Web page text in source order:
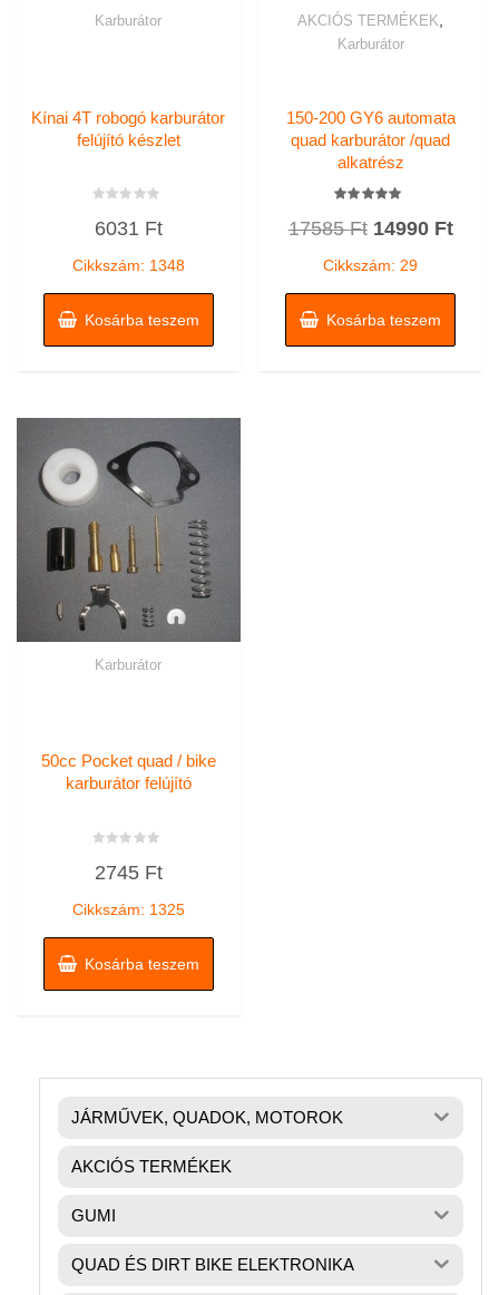
Karburátor
Kínai 4T robogó karburátor
felújító készlet
0
6031 Ft
Cikkszám: 1348
Kosárba teszem
AKCIÓS TERMÉKEK,
Karburátor
150-200 GY6 automata
quad karburátor /quad
alkatrész
5.00
17585Ft Original
price
was:
17585 Ft.
14990 Ft
is:
Cikkszám: 29
Kosárba teszem
Karburátor
50cc Pocket quad / bike
karburátor felújító
0
2745 Ft
Cikkszám: 1325
Kosárba teszem
JÁRMŰVEK, QUADOK, MOTOROK
AKCIÓS TERMÉKEK
GUMI
QUAD ÉS DIRT BIKE ELEKTRONIKA